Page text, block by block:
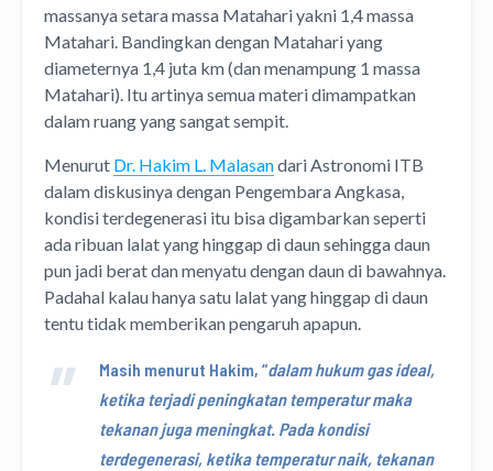
massanya setara massa Matahari yakni 1,4 massa
Matahari. Bandingkan dengan Matahari yang
diameternya 1,4 juta km (dan menampung 1 massa
Matahari). Itu artinya semua materi dimampatkan
dalam ruang yang sangat sempit.
Menurut Dr. Hakim L. Malasandari Astronomi ITB
dalam diskusinya dengan Pengembara Angkasa,
kondisi terdegenerasi itu bisa digambarkan seperti
ada ribuan lalat yang hinggap di daun sehingga daun
pun jadi berat dan menyatu dengan daun di bawahnya.
Padahal kalau hanya satu lalat yang hinggap di daun
tentu tidak memberikan pengaruh apapun.
Masih menurut Hakim, “dalam hukum gas ideal,
ketika terjadi peningkatan temperatur maka
tekanan juga meningkat. Pada kondisi
terdegenerasi, ketika temperatur naik, tekanan